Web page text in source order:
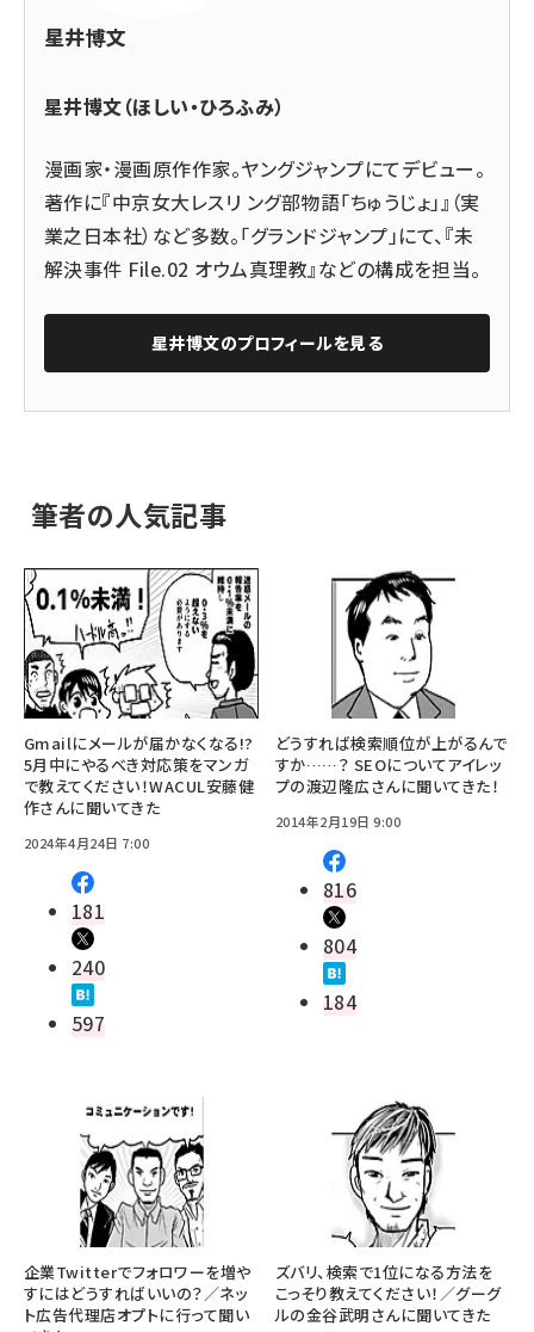
星井博文
星井博文（ほしい・ひろふみ）
漫画家・漫画原作作家。ヤングジャンプにてデビュー。
著作に『中京女大レスリ ング部物語「ちゅうじょ」』（実
業之日本社）など多数。「グランドジャンプ」にて、『未
解決事件 File.02 オウム真理教』などの構成を担当。
星井博文のプロフィールを見る
筆者の人気記事
Gmailにメールが届かなくなる!?
5月中にやるべき対応策をマンガ
で教えてください！WACUL安藤健
作さんに聞いてきた
2024年4月24日 7:00
181
240
597
どうすれば検索順位が上がるんで
すか……？ SEOについてアイレッ
プの渡辺隆広さんに聞いてきた！
2014年2月19日 9:00
816
804
184
企業Twitterでフォロワーを増や
すにはどうすればいいの？／ネッ
ト広告代理店オプトに行って聞い
ズバリ、検索で1位になる方法を
こっそり教えてください！／グーグ
ルの金谷武明さんに聞いてきた